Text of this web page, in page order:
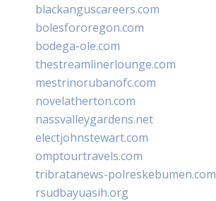
blackanguscareers.com
bolesfororegon.com
bodega-ole.com
thestreamlinerlounge.com
mestrinorubanofc.com
novelatherton.com
nassvalleygardens.net
electjohnstewart.com
omptourtravels.com
tribratanews-polreskebumen.com
rsudbayuasih.org